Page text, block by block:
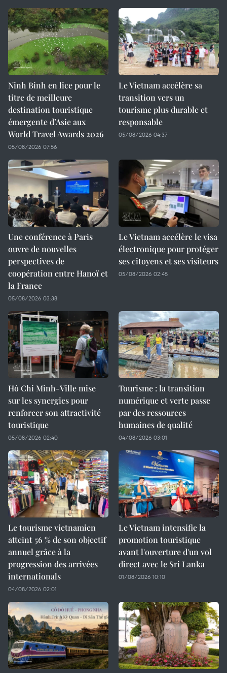
Ninh Binh en lice pour le
titre de meilleure
destination touristique
émergente d’Asie aux
World Travel Awards 2026
05/08/2026 07:56
Le Vietnam accélère sa
transition vers un
tourisme plus durable et
responsable
05/08/2026 04:37
Une conférence à Paris
ouvre de nouvelles
perspectives de
coopération entre Hanoï et
la France
05/08/2026 03:38
Le Vietnam accélère le visa
électronique pour protéger
ses citoyens et ses visiteurs
05/08/2026 02:45
Hô Chi Minh-Ville mise
sur les synergies pour
renforcer son attractivité
touristique
05/08/2026 02:40
Tourisme : la transition
numérique et verte passe
par des ressources
humaines de qualité
04/08/2026 03:01
Le tourisme vietnamien
atteint 56 % de son objectif
annuel grâce à la
progression des arrivées
internationals
04/08/2026 02:01
Le Vietnam intensifie la
promotion touristique
avant l'ouverture d'un vol
direct avec le Sri Lanka
01/08/2026 10:10